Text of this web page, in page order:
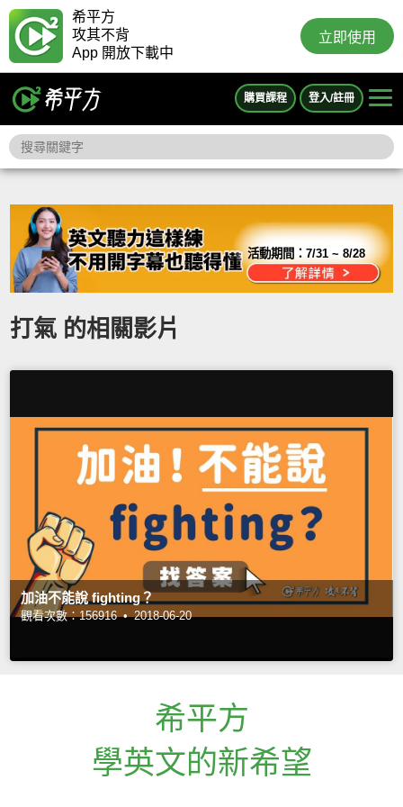
希平方
攻其不背
App 開放下載中
立即使用
購買課程 登入/註冊
活動期間：7/31 ~ 8/28
打氣 的相關影片
加油不能說 fighting？
觀看次數：156916 • 2018-06-20
希平方
學英文的新希望